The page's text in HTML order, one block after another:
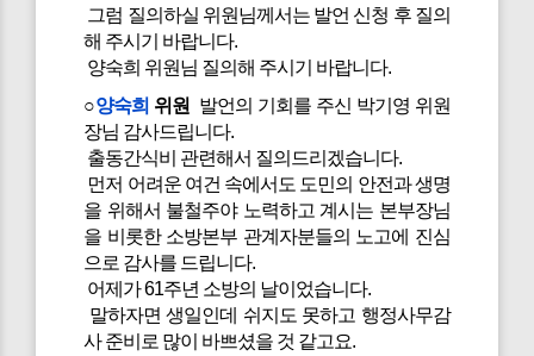
그럼 질의하실 위원님께서는 발언 신청 후 질의
해 주시기 바랍니다.
양숙희 위원님 질의해 주시기 바랍니다.
○양숙희 위원
발언의 기회를 주신 박기영 위원
장님 감사드립니다.
출동간식비 관련해서 질의드리겠습니다.
먼저 어려운 여건 속에서도 도민의 안전과 생명
을 위해서 불철주야 노력하고 계시는 본부장님
을 비롯한 소방본부 관계자분들의 노고에 진심
으로 감사를 드립니다.
어제가 61주년 소방의 날이었습니다.
말하자면 생일인데 쉬지도 못하고 행정사무감
사 준비로 많이 바쁘셨을 것 같고요.